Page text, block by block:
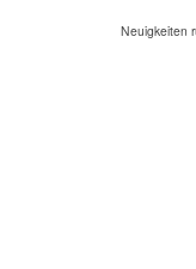
Neuigkeiten